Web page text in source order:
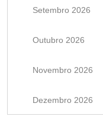
Setembro 2026
Outubro 2026
Novembro 2026
Dezembro 2026